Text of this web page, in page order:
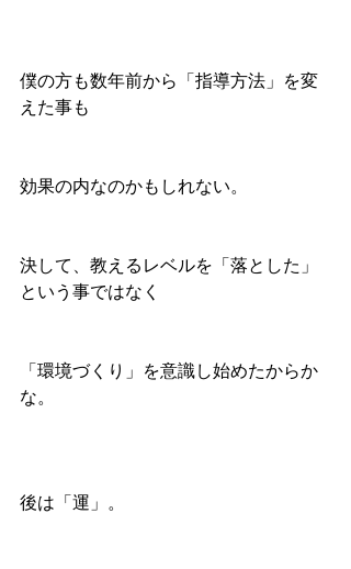
僕の方も数年前から「指導方法」を変
えた事も
効果の内なのかもしれない。
決して、教えるレベルを「落とした」
という事ではなく
「環境づくり」を意識し始めたからか
な。
後は「運」。